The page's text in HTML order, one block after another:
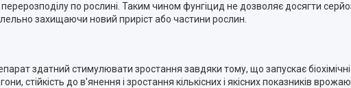
по рослині. Таким чином фунгіцид не дозволяє досягти
захищаючи новий приріст або частини рослин.
здатний стимулювати зростання завдяки тому, що запускає
стійкість до в'янення і зростання кількісних і якісних показників врожаю.